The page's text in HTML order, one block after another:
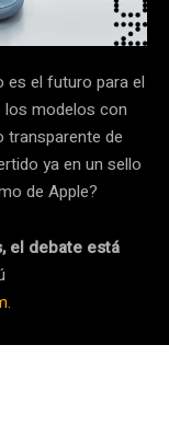
es el futuro para el
los modelos con
transparente de
ya en un sello
de Apple?
el debate está
.